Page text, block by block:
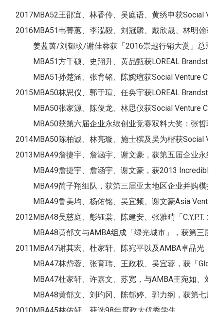
2017MBA52王邵宜、 林香伶、吴庭语、黄绣申获Social
2016 MBA51韦菁蕙、李泓毅、刘冠麟、戴欣晟、林明翰
姜蓝茵/刘郁玟/谢佳蓉获「2016崇越行销大赏」总冠
MBA51方千硕、史翔升、黄品甄获LOREAL
MBA51孙楚涵、张育铭、陈婉瑄获Social Venture
2015 MBA50林思仪、郭于瑄、任奂宇获LOREAL
MBA50张家源、陈俊龙、林思仪获Social Venture
MBA50获第六届企业永续创业竞赛双料大奖：张哲
2014MBA50陈柏诚、林亮璇、施士槟及吴为楷获Social
2013 MBA49詹捷宇、詹涵宇、谢文豪，获第五届企业永续
MBA49詹捷宇、詹涵宇、谢文豪，获2013 Incredible
MBA49简子翔组队，获第三届亚太地区企业并购模
MBA49鲁美均、杨佑铭、吴宜频、谢文豪Asia
2012 MBA48吴慈庭、彭钰棠、陈建安、张雅晴「C.Y.P.T.
MBA48黄郁文与AMBA组成「绿光城市」，获第三届
2011 MBA47谢其宏、杜家轩、陈宛平以及AMBA卓品光，
MBA47林岱蓉、张育玮、王政权、吴宜蓉，获「
MBA47杜家轩、许嘉文、苏宽，与AMBA王宛如、刘
MBA48黄郁文、刘玓冈、陈郁婷、郭力纲，获第七